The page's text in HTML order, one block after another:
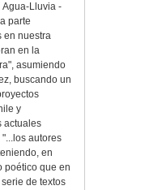
Agua-Lluvia -
parte
en nuestra
en la
asumiendo
buscando un
y
actuales
autores
en
poético que en
de textos